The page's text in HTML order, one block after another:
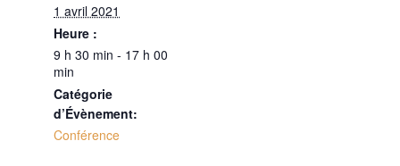
1 avril 2021
Heure :
9 h 30 min - 17 h 00
min
Catégorie
d’Évènement:
Conférence